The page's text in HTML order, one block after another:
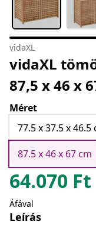
vidaXL
vidaXL
87,5 x 46 x
Méret
77.5 x 37.5 x 46.5
87.5 x 46 x 67 cm
64.070 Ft
Áfával
Leírás